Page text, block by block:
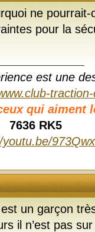
ne
pour la
est une
qui aiment
7636 RK5
un garçon
il n’est pas